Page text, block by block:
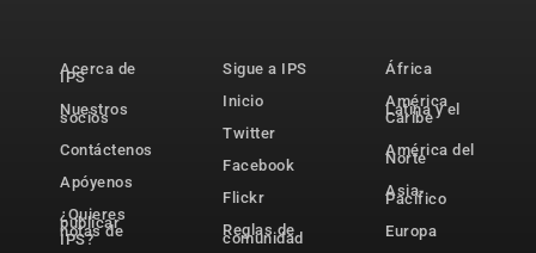
Acerca de
IPS
Nuestros
socios
Contáctenos
Apóyenos
¿Quieres
publicar
notas de
IPS?
Sigue a IPS
Inicio
Twitter
Facebook
Flickr
Reglas de
comunidad
África
América
Latina y el
Caribe
América del
Norte
Asia-
Pacífico
Europa